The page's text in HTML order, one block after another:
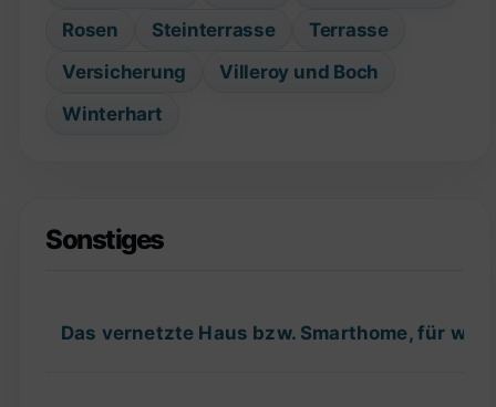
Rosen
Steinterrasse
Terrasse
Versicherung
Villeroy und Boch
Winterhart
Sonstiges
Das vernetzte Haus bzw. Smarthome, für